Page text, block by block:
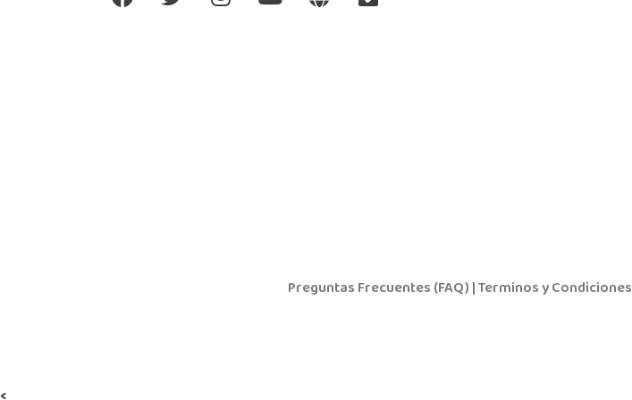
Preguntas Frecuentes (FAQ) |Terminos y Condiciones
<